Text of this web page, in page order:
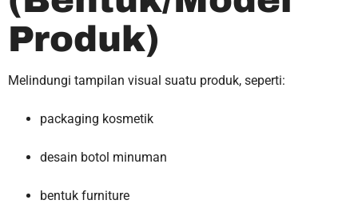
Produk)
Melindungi tampilan visual suatu produk, seperti:
packaging kosmetik
desain botol minuman
bentuk furniture